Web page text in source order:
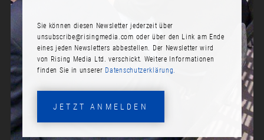
ROUND TABLE DISCUSSIONS:
BEST ADVICE EVER
Zeit:
Sie können diesen Newsletter jederzeit über
unsubscribe@risingmedia.com oder über den Link am Ende
eines jeden Newsletters abbestellen. Der Newsletter wird
von Rising Media Ltd. verschickt. Weitere Informationen
finden Sie in unserer Datenschutzerklärung.
JETZT ANMELDEN